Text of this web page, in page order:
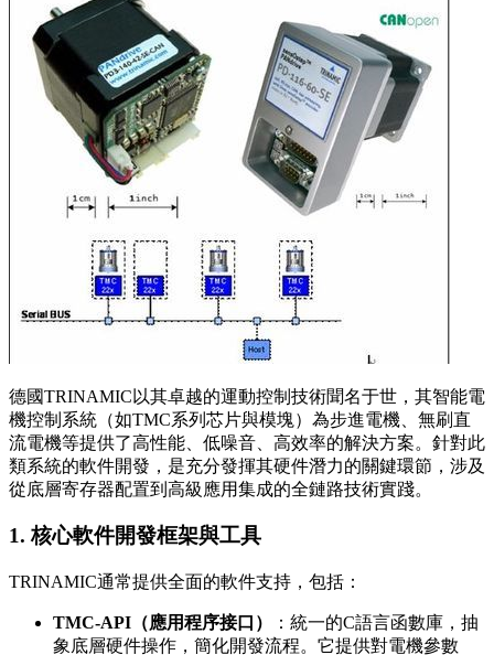
德國TRINAMIC以其卓越的運動控制技術聞名于世，其智能電
機控制系統（如TMC系列芯片與模塊）為步進電機、無刷直
流電機等提供了高性能、低噪音、高效率的解決方案。針對此
類系統的軟件開發，是充分發揮其硬件潛力的關鍵環節，涉及
從底層寄存器配置到高級應用集成的全鏈路技術實踐。
1. 核心軟件開發框架與工具
TRINAMIC通常提供全面的軟件支持，包括：
TMC-API（應用程序接口）
：統一的C語言函數庫，抽
象底層硬件操作，簡化開發流程。它提供對電機參數